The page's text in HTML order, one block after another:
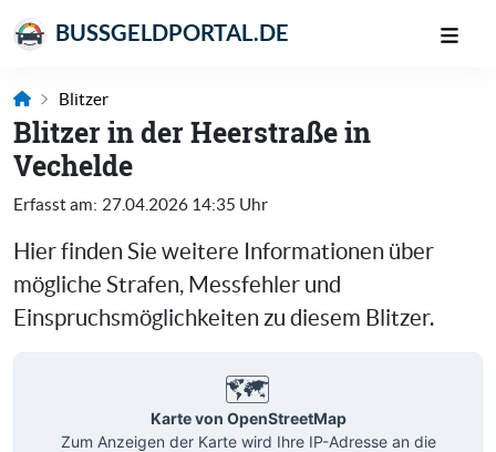
BUSSGELDPORTAL.DE
Blitzer
Blitzer in der Heerstraße in
Vechelde
Erfasst am: 27.04.2026 14:35 Uhr
Hier finden Sie weitere Informationen über
mögliche Strafen, Messfehler und
Einspruchsmöglichkeiten zu diesem Blitzer.
🗺️
Karte von OpenStreetMap
Zum Anzeigen der Karte wird Ihre IP-Adresse an die